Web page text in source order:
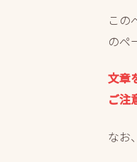
この
のペ
文章
ご注
なお